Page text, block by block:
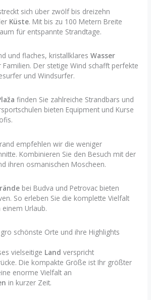
sich über zwölf bis dreizehn
Küste. Mit bis zu 100 Metern Breite
für entspannte Strandtage.
und flaches, kristallklaresWasser
Der stetige Wind schafft perfekte
und Windsurfer.
finden Sie zahlreiche Strandbars und
bieten Equipment und Kurse
empfehlen wir die weniger
Kombinieren Sie den Besuch mit der
ihren osmanischen Moscheen.
bei Budva und Petrovac bieten
So erleben Sie die komplette Vielfalt
Urlaub.
schönste Orte und ihre Highlights
vielseitige Land verspricht
Die kompakte Größe ist Ihr größter
enorme Vielfalt an
in kurzer Zeit.